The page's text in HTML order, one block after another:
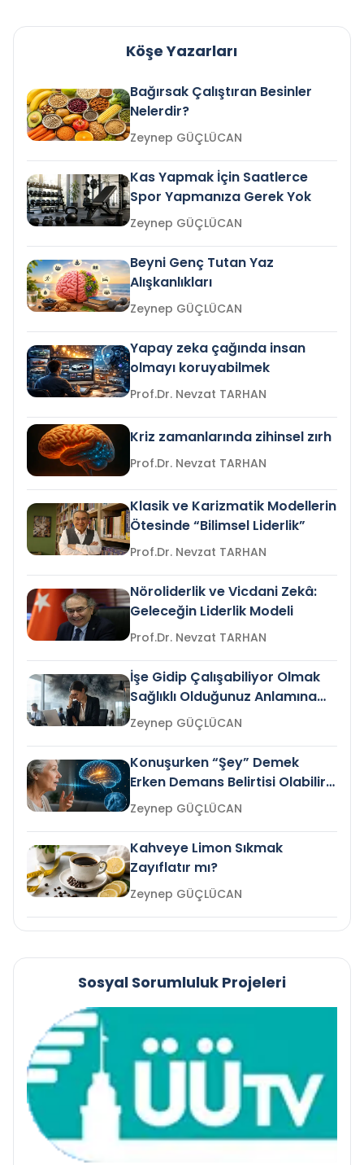
Köşe Yazarları
Bağırsak Çalıştıran Besinler
Nelerdir?
Zeynep GÜÇLÜCAN
Kas Yapmak İçin Saatlerce
Spor Yapmanıza Gerek Yok
Zeynep GÜÇLÜCAN
Beyni Genç Tutan Yaz
Alışkanlıkları
Zeynep GÜÇLÜCAN
Yapay zeka çağında insan
olmayı koruyabilmek
Prof.Dr. Nevzat TARHAN
Kriz zamanlarında zihinsel zırh
Prof.Dr. Nevzat TARHAN
Klasik ve Karizmatik Modellerin
Ötesinde “Bilimsel Liderlik”
Prof.Dr. Nevzat TARHAN
Nöroliderlik ve Vicdani Zekâ:
Geleceğin Liderlik Modeli
Prof.Dr. Nevzat TARHAN
İşe Gidip Çalışabiliyor Olmak
Sağlıklı Olduğunuz Anlamına
Gelir mi?Zeynep GÜÇLÜCAN
Konuşurken “Şey” Demek
Erken Demans Belirtisi Olabilir
mi?
Zeynep GÜÇLÜCAN
Kahveye Limon Sıkmak
Zayıflatır mı?
Zeynep GÜÇLÜCAN
Sosyal Sorumluluk Projeleri